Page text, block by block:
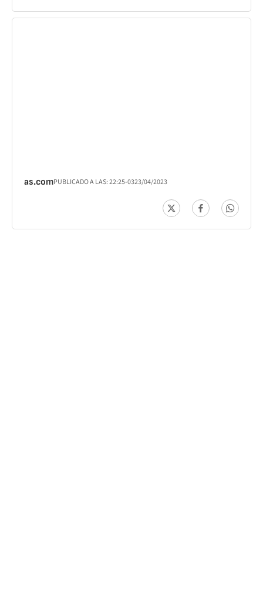
as.comPUBLICADO A LAS:22:25-0323/04/2023